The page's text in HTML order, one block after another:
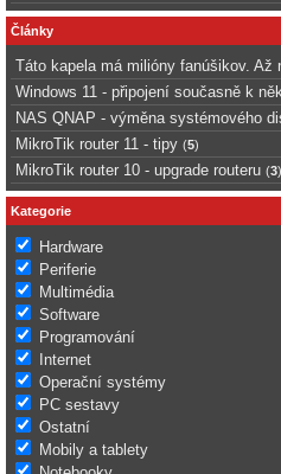
Články
Táto kapela má milióny fanúšikov. Až
Windows 11 - připojení současně k
NAS QNAP - výměna systémového
MikroTik router 11 - tipy (5)
MikroTik router 10 - upgrade routeru (3)
Kategorie
Hardware
Periferie
Multimédia
Software
Programování
Internet
Operační systémy
PC sestavy
Ostatní
Mobily a tablety